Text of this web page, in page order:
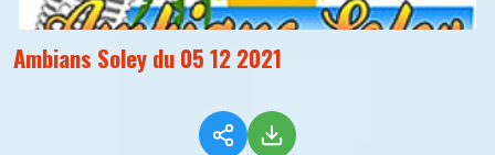
Ambians Soley du 05 12 2021